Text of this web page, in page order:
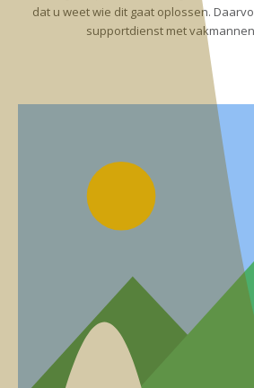
dat u weet wie dit gaat oplossen.
supportdienst met